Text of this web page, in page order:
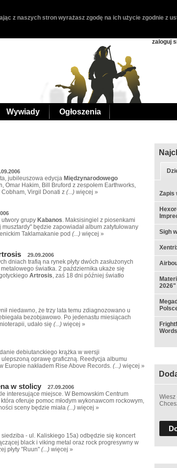
z naszych stron wyrażasz zgodę na ich użycie zgodnie z
zaloguj
Wywiady Ogłoszenia
jubileuszowa edycja Międzynarodowego
Omar Hakim, Bill Bruford z zespołem Earthworks,
Virgil Donati z (...) więcej »
grupy Kabanos. Maksisingiel z piosenkami
będzie zapowiadał album zatytułowany
Taklamakanie pod (...) więcej »
29.09.2006
dniach trafią na rynek płyty dwóch zasłużonych
światka. 2 października ukaże się
Artrosis, zaś 18 dni później światło
niedawno, że trzy lata temu zdiagnozowano u
bezobjawowo. Po jedenastu miesiącach
udało się (...) więcej »
debiutanckiego krążka w wersji
oprawę graficzną. Reedycja albumu
Europie nakładem Rise Above Records. (...) więcej »
w stolicy 27.09.2006
interesujące miejsce. W Bemowskim Centrum
która oferuje pomoc młodym wykonawcom rockowym,
sceny będzie miała (...) więcej »
- ul. Kaliskiego 15a) odbędzie się koncert
black i viking metal oraz rock progresywny w
płyty "Ruun" (...) więcej »
Zapis
Sigh
2026"
Wiesz